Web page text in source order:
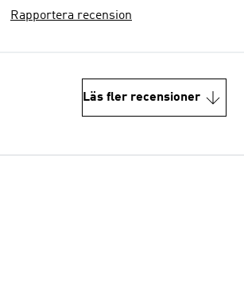
Rapportera recension
Läs fler recensioner